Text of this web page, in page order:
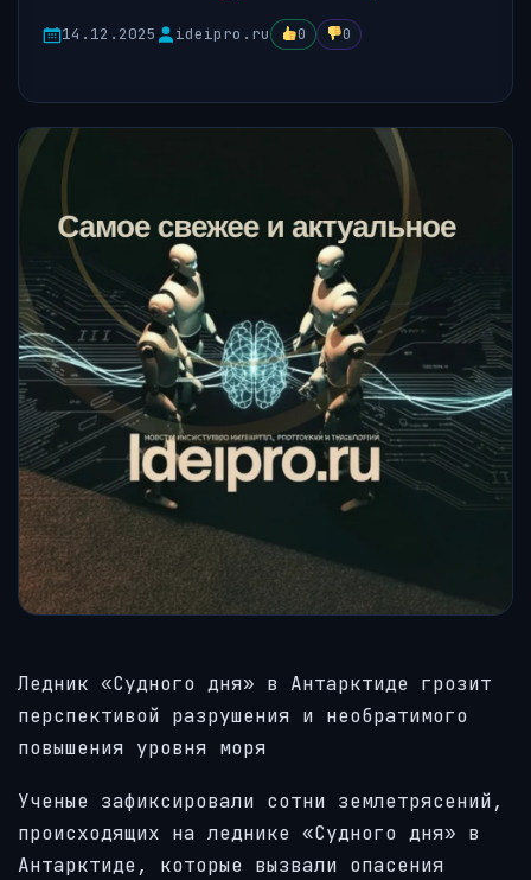
14.12.2025 ideipro.ru 0 0
Ледник «Судного дня» в Антарктиде грозит
перспективой разрушения и необратимого
повышения уровня моря
Ученые зафиксировали сотни землетрясений,
происходящих на леднике «Судного дня» в
Антарктиде, которые вызвали опасения